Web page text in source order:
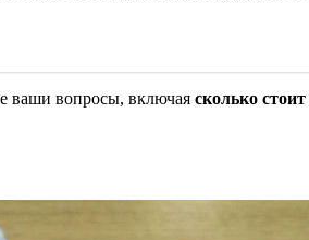
ваши вопросы, включая сколько стоит